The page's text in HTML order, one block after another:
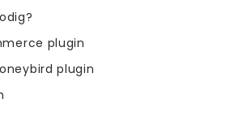
plugin
plugin